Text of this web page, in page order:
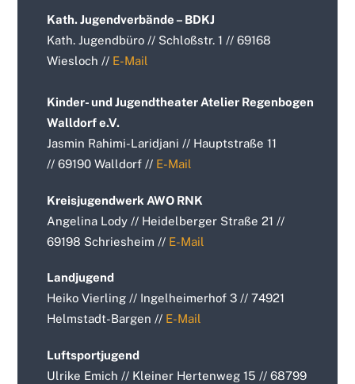
Kath. Jugendverbände – BDKJ
Kath. Jugendbüro // Schloßstr. 1 // 69168
Wiesloch // E-Mail
Kinder- und Jugendtheater Atelier Regenbogen
Walldorf e.V.
Jasmin Rahimi-Laridjani // Hauptstraße 11
// 69190 Walldorf // E-Mail
Kreisjugendwerk AWO RNK
Angelina Lody // Heidelberger Straße 21 //
69198 Schriesheim // E-Mail
Landjugend
Heiko Vierling // Ingelheimerhof 3 // 74921
Helmstadt-Bargen // E-Mail
Luftsportjugend
Ulrike Emich // Kleiner Hertenweg 15 // 68799